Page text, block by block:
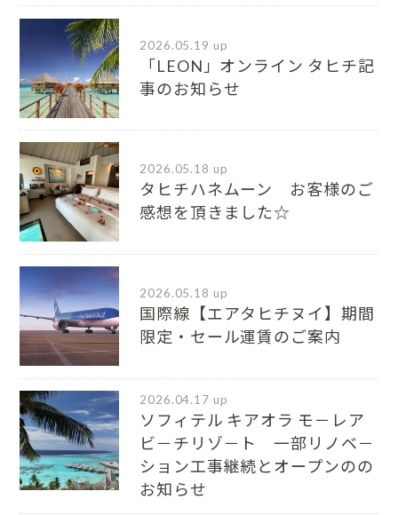
2026.05.19 up
「LEON」オンライン タヒチ記
事のお知らせ
2026.05.18 up
タヒチハネムーン お客様のご
感想を頂きました☆
2026.05.18 up
国際線【エアタヒチヌイ】期間
限定・セール運賃のご案内
2026.04.17 up
ソフィテル キアオラ モ－レア
ビ－チリゾ－ト 一部リノベ－
ション工事継続とオープンのの
お知らせ